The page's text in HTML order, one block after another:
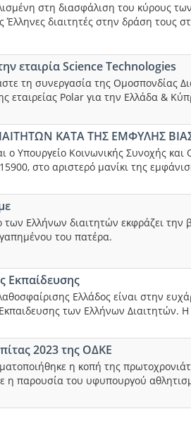
στη διασφάλιση του κύρους
διαιτητές στην δράση τους
εταιρία Science Technologies
τη συνεργασία της Ομοσπονδίας
εταιρείας Polar για την Ελλάδα &
ΚΑΤΑ ΤΗΣ ΕΜΦΥΛΗΣ
Υπουργείο Κοινωνικής Συνοχής
στο αριστερό μανίκι της
Ελλήνων διαιτητών εκφράζει
του πατέρα.
Εκπαίδευσης
Ελλάδος είναι στην
των Ελλήνων Διαιτητών. Η
2023 της ΟΔΚΕ
η κοπή της
η παρουσία του υφυπουργού